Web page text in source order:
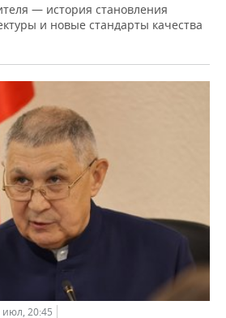
— история становления
и новые стандарты качества
июл, 20:45